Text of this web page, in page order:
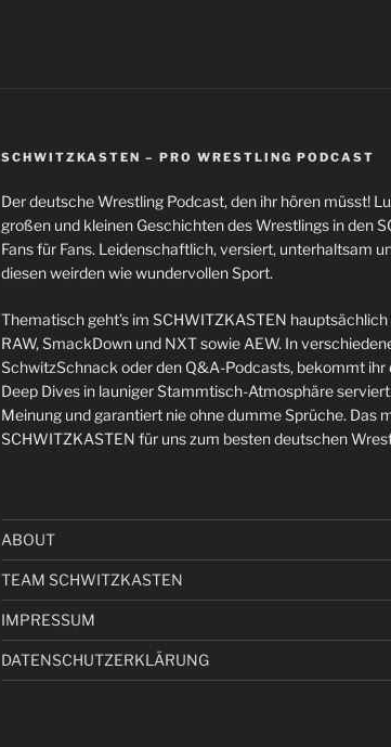
SCHWITZKASTEN – PRO WRESTLING PODCAST
Der deutsche Wrestling Podcast, den ihr hören müsst!
großen und kleinen Geschichten des Wrestlings in den
Fans für Fans. Leidenschaftlich, versiert, unterhaltsam
diesen weirden wie wundervollen Sport.
Thematisch geht’s im SCHWITZKASTEN
RAW, SmackDown und NXT sowie AEW. In
SchwitzSchnack oder den Q&A-Podcasts, bekommt
Deep Dives in launiger Stammtisch-Atmosphäre
Meinung und garantiert nie ohne dumme Sprüche. Das
SCHWITZKASTEN für uns zum besten deutschen
ABOUT
TEAM SCHWITZKASTEN
IMPRESSUM
DATENSCHUTZERKLÄRUNG